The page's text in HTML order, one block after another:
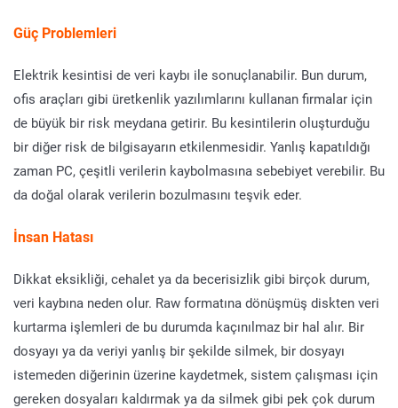
Güç Problemleri
Elektrik kesintisi de veri kaybı ile sonuçlanabilir. Bun durum,
ofis araçları gibi üretkenlik yazılımlarını kullanan firmalar için
de büyük bir risk meydana getirir. Bu kesintilerin oluşturduğu
bir diğer risk de bilgisayarın etkilenmesidir. Yanlış kapatıldığı
zaman PC, çeşitli verilerin kaybolmasına sebebiyet verebilir. Bu
da doğal olarak verilerin bozulmasını teşvik eder.
İnsan Hatası
Dikkat eksikliği, cehalet ya da becerisizlik gibi birçok durum,
veri kaybına neden olur. Raw formatına dönüşmüş diskten veri
kurtarma işlemleri de bu durumda kaçınılmaz bir hal alır. Bir
dosyayı ya da veriyi yanlış bir şekilde silmek, bir dosyayı
istemeden diğerinin üzerine kaydetmek, sistem çalışması için
gereken dosyaları kaldırmak ya da silmek gibi pek çok durum